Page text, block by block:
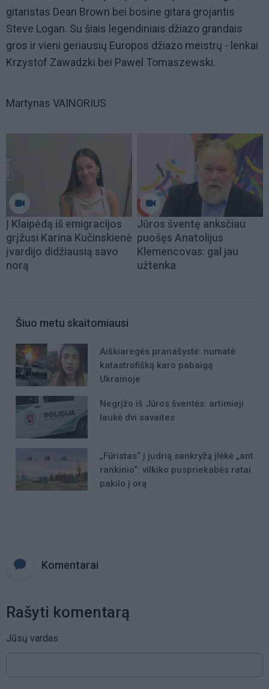
gitaristas Dean Brown bei bosine gitara grojantis
Steve Logan. Su šiais legendiniais džiazo grandais
gros ir vieni geriausių Europos džiazo meistrų - lenkai
Krzystof Zawadzki bei Pawel Tomaszewski.
Martynas VAINORIUS
Į Klaipėdą iš emigracijos
grįžusi Karina Kučinskienė
įvardijo didžiausią savo
norą
Jūros šventę anksčiau
puošęs Anatolijus
Klemencovas: gal jau
užtenka
Šiuo metu skaitomiausi
Aiškiaregės pranašystė: numatė
katastrofišką karo pabaigą
Ukrainoje
Negrįžo iš Jūros šventės: artimieji
laukė dvi savaites
„Fūristas“ į judrią sankryžą įlėkė „ant
rankinio“: vilkiko puspriekabės ratai
pakilo į orą
Komentarai
Rašyti komentarą
Jūsų vardas